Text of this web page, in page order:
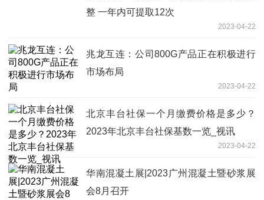
整 一年内可提取12次
2023-04-22
兆龙互连：公司800G产品正在积极进行
市场布局
2023-04-22
北京丰台社保一个月缴费价格是多少？
2023年北京丰台社保基数一览_视讯
2023-04-22
华南混凝土展|2023广州混凝土暨砂浆展
会8月召开